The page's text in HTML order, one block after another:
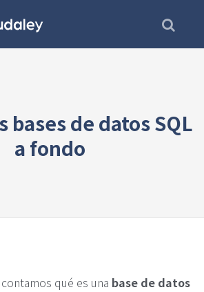
bases de datos SQL
a fondo
qué es una base de datos